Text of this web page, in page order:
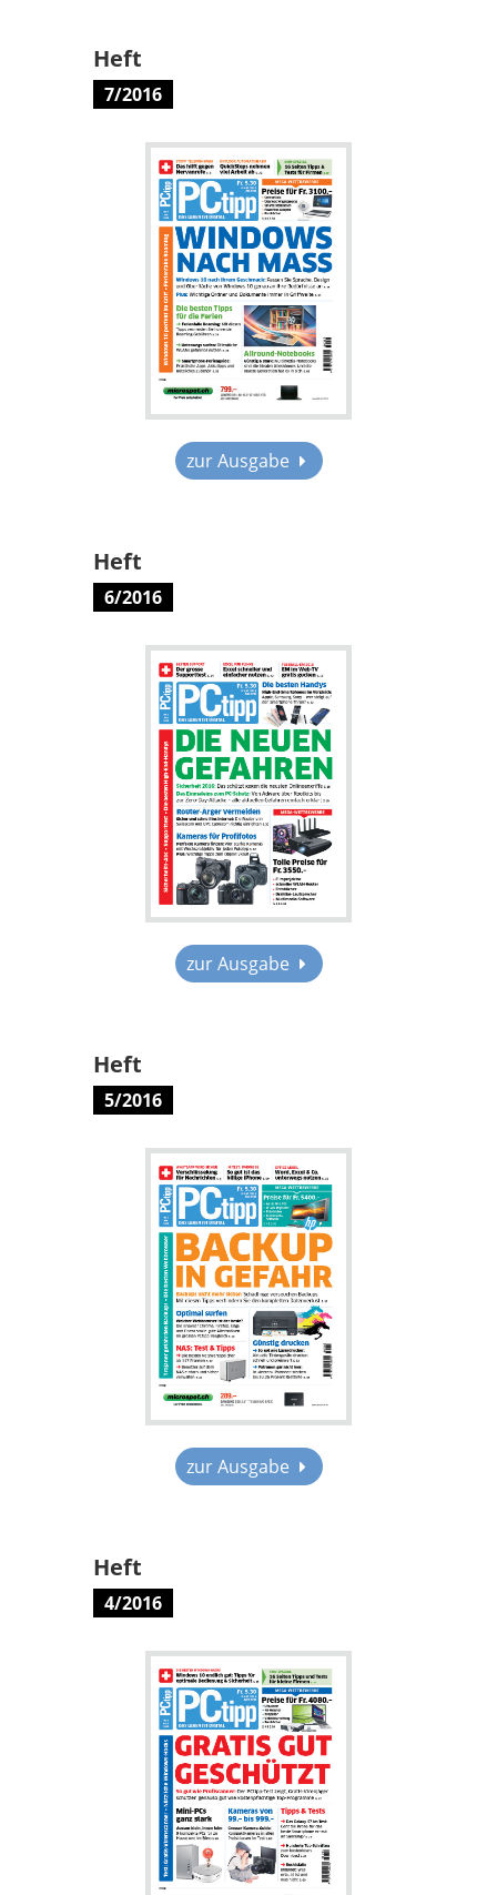
Heft
7/2016
zur Ausgabe
Heft
6/2016
zur Ausgabe
Heft
5/2016
zur Ausgabe
Heft
4/2016